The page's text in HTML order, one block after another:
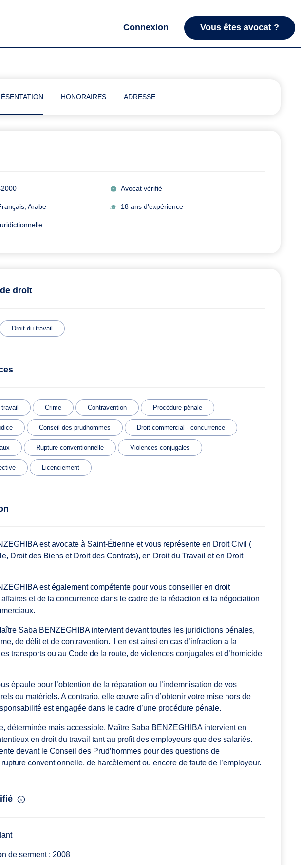
Connexion Vous êtes avocat ?
HONORAIRES ADRESSE
Avocat vérifié
Arabe 18 ans d'expérience
droit
Droit du travail
Crime Contravention Procédure pénale
Conseil des prudhommes Droit commercial - concurrence
Rupture conventionnelle Violences conjugales
Licenciement
est avocate à Saint-Étienne et vous représente en Droit Civil (
Droit des Biens et Droit des Contrats), en Droit du Travail et en Droit
est également compétente pour vous conseiller en droit
et de la concurrence dans le cadre de la rédaction et la négociation
Saba BENZEGHIBA intervient devant toutes les juridictions pénales,
de délit et de contravention. Il en est ainsi en cas d’infraction à la
transports ou au Code de la route, de violences conjugales et d’homicide
épaule pour l’obtention de la réparation ou l’indemnisation de vos
ou matériels. A contrario, elle œuvre afin d’obtenir votre mise hors de
est engagée dans le cadre d’une procédure pénale.
déterminée mais accessible, Maître Saba BENZEGHIBA intervient en
en droit du travail tant au profit des employeurs que des salariés.
devant le Conseil des Prud’hommes pour des questions de
rupture conventionnelle, de harcèlement ou encore de faute de l’employeur.
de serment : 2008